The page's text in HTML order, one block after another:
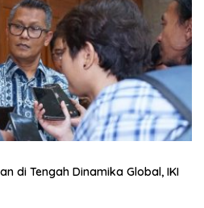
di Tengah Dinamika Global, IKI